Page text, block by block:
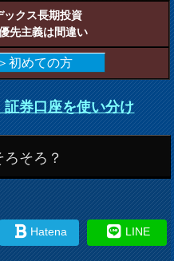
ックス長期投資
先主義は間違い
初めての方
券口座を使い分け
そろ？
Hatena LINE